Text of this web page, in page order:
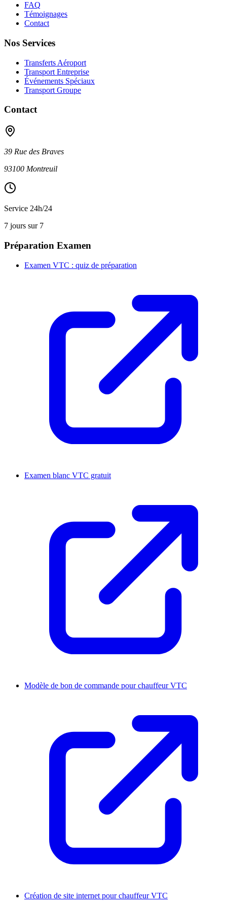
FAQ
Témoignages
Contact
Nos Services
Transferts Aéroport
Transport Entreprise
Événements Spéciaux
Transport Groupe
Contact
39 Rue des Braves
93100 Montreuil
Service 24h/24
7 jours sur 7
Préparation Examen
Examen VTC : quiz de préparation
Examen blanc VTC gratuit
Modèle de bon de commande pour chauffeur VTC
Création de site internet pour chauffeur VTC